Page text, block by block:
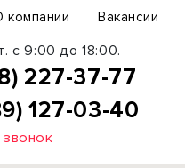
компании Вакансии
c 9:00 до 18:00.
227-37-77
127-03-40
звонок